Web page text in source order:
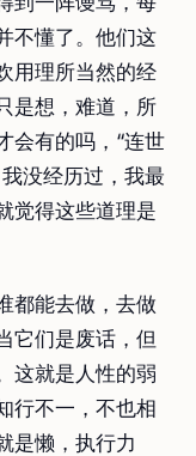
不懂了。他们这
用理所当然的经
是想，难道，所
会有的吗，“连世
没经历过，我最
觉得这些道理是
都能去做，去做
它们是废话，但
这就是人性的弱
行不一，不也相
是懒，执行力